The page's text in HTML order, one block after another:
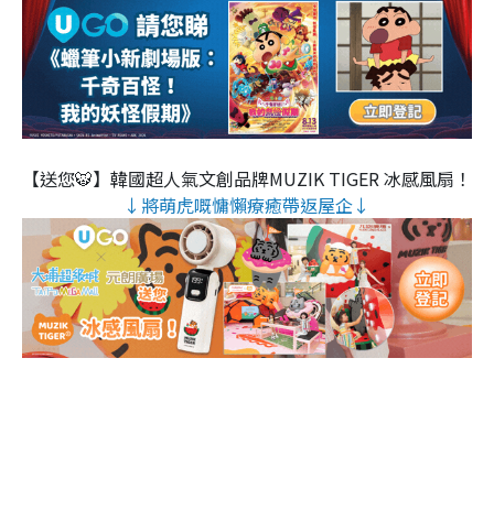
【送您🐯】韓國超人氣文創品牌MUZIK TIGER 冰感風扇！
↓將萌虎嘅慵懶療癒帶返屋企↓